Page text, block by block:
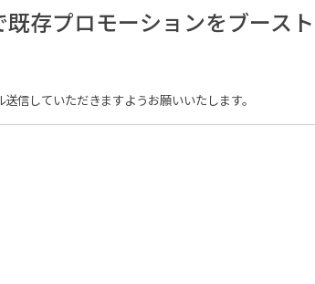
存プロモーションをブース
していただきますようお願いいたします。